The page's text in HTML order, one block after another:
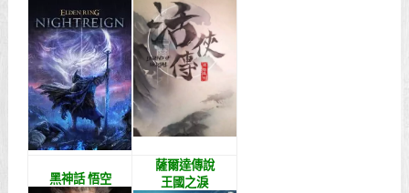
黑神話 悟空
薩爾達傳說
王國之淚